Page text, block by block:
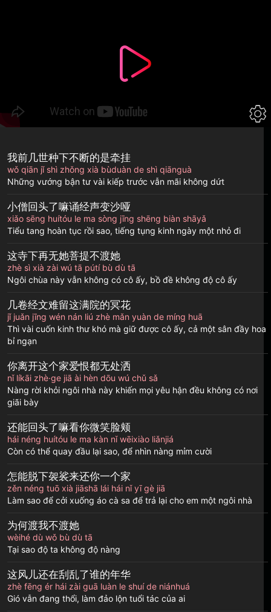
我前几世种下不断的是牵挂
wǒ qiān jǐ shì zhǒng xià bùduàn de shì qiānguà
Những vướng bận tư vài kiếp trước vẫn mãi không dứt
小僧回头了嘛诵经声变沙哑
xiǎo sēng huítóu le ma sòng jīng shēng biàn shāyǎ
Tiểu tang hoàn tục rồi sao, tiếng tụng kinh ngày một nhỏ đi
这寺下再无她菩提不渡她
zhè sì xià zài wú tā pútí bù dù tā
Ngôi chùa này vẫn không có cô ấy, bồ đề không độ cô ấy
几卷经文难留这满院的冥花
jǐ juǎn jīng wén nán liú zhè mǎn yuàn de míng huā
Thì vài cuốn kinh thư khó mà giữ được cô ấy, cả một sân đầy hoa
bỉ ngạn
你离开这个家爱恨都无处洒
nǐ líkāi zhè·ge jiā ài hèn dōu wú chǔ sǎ
Nàng rời khỏi ngôi nhà này khiến mọi yêu hận đều không có nơi
giãi bày
还能回头了嘛看你微笑脸颊
hái néng huítóu le ma kàn nǐ wēixiào liǎnjiá
Còn có thể quay đầu lại sao, để nhìn nàng mỉm cười
怎能脱下袈裟来还你一个家
zěn néng tuō xià jiāshā lái hái nǐ yī gè jiā
Làm sao để cởi xuống áo cà sa để trả lại cho em một ngôi nhà
为何渡我不渡她
wèihé dù wǒ bù dù tā
Tại sao độ ta không độ nàng
这风儿还在刮乱了谁的年华
zhè fēng ér hái zài guā luàn le shuí de niánhuá
Gió vẫn đang thổi, làm đảo lộn tuổi tác của ai